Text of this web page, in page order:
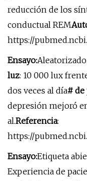
reducción de los
conductual REM
https://
Ensayo:
luz: 10 000 lux
dos veces al día# de
depresión mejoró
al.Referencia:
https://
Ensayo:Etiqueta
Experiencia de